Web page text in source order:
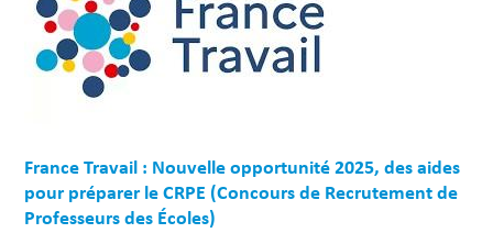
France Travail : Nouvelle opportunité 2025, des aides
pour préparer le CRPE (Concours de Recrutement de
Professeurs des Écoles)